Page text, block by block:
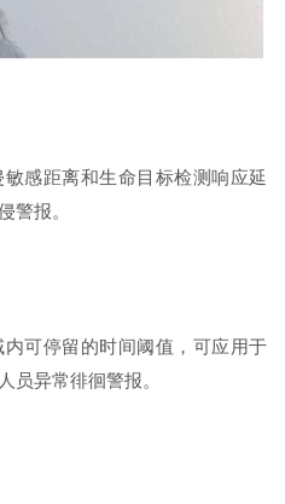
感距离和生命目标检测响应延
警报。
可停留的时间阈值，可应用于
员异常徘徊警报。